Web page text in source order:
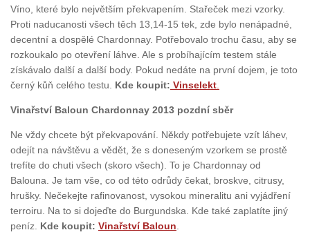
Víno, které bylo největším překvapením. Stařeček mezi vzorky.
Proti naducanosti všech těch 13,14-15 tek, zde bylo nenápadné,
decentní a dospělé Chardonnay. Potřebovalo trochu času, aby se
rozkoukalo po otevření láhve. Ale s probíhajícím testem stále
získávalo další a další body. Pokud nedáte na první dojem, je toto
černý kůň celého testu. Kde koupit: Vinselekt
Vinařství Baloun Chardonnay 2013 pozdní sběr
Ne vždy chcete být překvapování. Někdy potřebujete vzít láhev,
odejít na návštěvu a vědět, že s doneseným vzorkem se prostě
trefíte do chuti všech (skoro všech). To je Chardonnay od
Balouna. Je tam vše, co od této odrůdy čekat, broskve, citrusy,
hrušky. Nečekejte rafinovanost, vysokou mineralitu ani vyjádření
terroiru. Na to si dojeďte do Burgundska. Kde také zaplatíte jiný
peníz. Kde koupit: Vinařství Baloun.